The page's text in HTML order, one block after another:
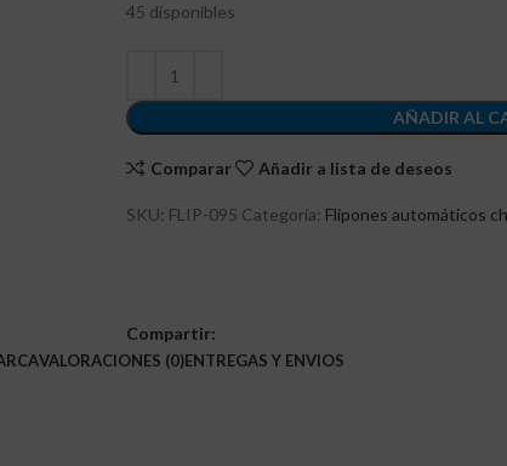
45 disponibles
AÑADIR AL
Comparar Añadir a lista de deseos
SKU: FLIP-095 Categoría: Flipones automáticos
Compartir:
VALORACIONES (0)ENTREGAS Y ENVIOS